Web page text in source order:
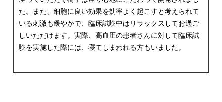
た。また、細胞に良い効果を効率よく起こすと考えられて
いる刺激も緩やかで、臨床試験中はリラックスしてお過ご
しいただけます。実際、高血圧の患者さんに対して臨床試
験を実施した際には、寝てしまわれる方もいました。